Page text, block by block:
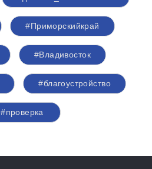
#Приморскийкрай
#Владивосток
#благоустройство
#проверка